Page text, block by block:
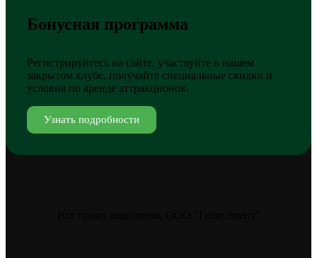
Бонусная программа
Регистрируйтесь на сайте, участвуйте в нашем
закрытом клубе, получайте специальные скидки и
условия по аренде аттракционов.
Узнать подробности